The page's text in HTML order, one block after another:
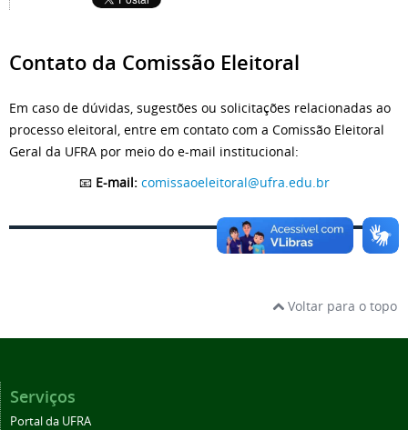
Contato da Comissão Eleitoral
Em caso de dúvidas, sugestões ou solicitações relacionadas ao
processo eleitoral, entre em contato com a Comissão Eleitoral
Geral da UFRA por meio do e-mail institucional:
📧 E-mail: comissaoeleitoral@ufra.edu.br
Voltar para o topo
Serviços
Portal da UFRA